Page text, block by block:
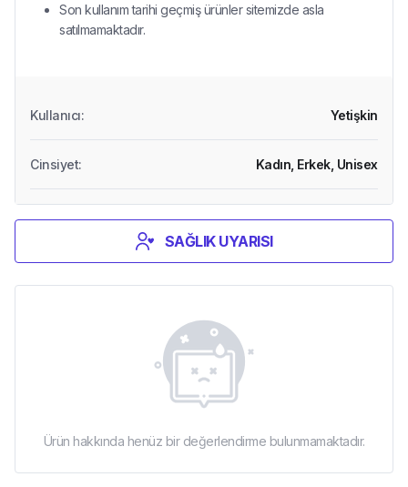
Son kullanım tarihi geçmiş ürünler sitemizde asla
satılmamaktadır.
Kullanıcı: Yetişkin
Cinsiyet: Kadın, Erkek, Unisex
SAĞLIK UYARISI
Ürün hakkında henüz bir değerlendirme bulunmamaktadır.